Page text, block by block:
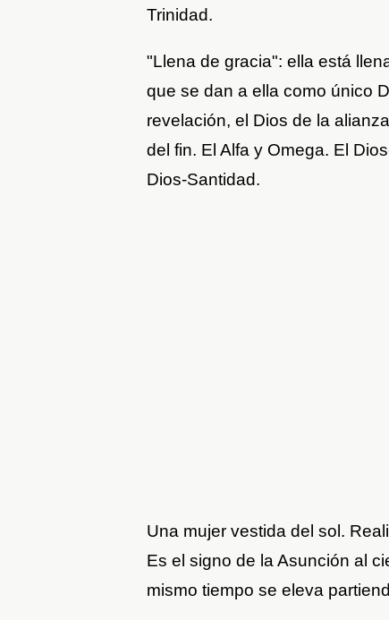
Trinidad.
"Llena de gracia": ella está
que se dan a ella como único
revelación, el Dios de la
del fin. El Alfa y Omega. El
Dios-Santidad.
Una mujer vestida del sol.
Es el signo de la Asunción al
mismo tiempo se eleva